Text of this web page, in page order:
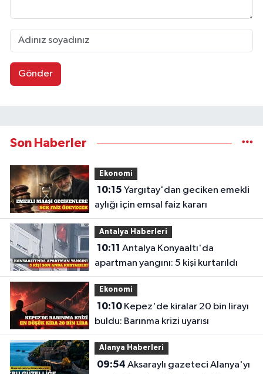
Gönder
Son Haberler
Ekonomi
10:15
aylığı için emsal faiz kararı
Antalya Haberleri
10:11
apartman yangını: 5 kişi kurtarıldı
Ekonomi
10:10Kepez'de kiralar 20 bin lirayı
buldu: Barınma krizi uyarısı
Alanya Haberleri
09:54